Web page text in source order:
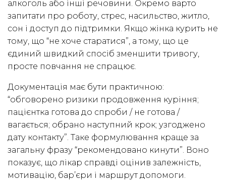
алкоголь або інші речовини. Окремо варто
запитати про роботу, стрес, насильство, житло,
сон і доступ до підтримки. Якщо жінка курить не
тому, що “не хоче старатися”, а тому, що це
єдиний швидкий спосіб зменшити тривогу,
просте повчання не спрацює.
Документація має бути практичною:
“обговорено ризики продовження куріння;
пацієнтка готова до спроби / не готова /
вагається; обрано наступний крок; узгоджено
дату контакту”. Таке формулювання краще за
загальну фразу “рекомендовано кинути”. Воно
показує, що лікар справді оцінив залежність,
мотивацію, бар’єри і маршрут допомоги.